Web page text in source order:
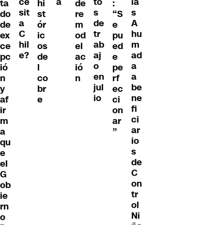
ta
do
de
ex
ce
pc
ió
n
y
af
ir
m
a
qu
e
el
G
ob
ie
rn
o
sit
a
C
hil
e?
hi
st
ór
ic
os
de
l
co
br
e
de
re
m
od
el
ac
ió
n
s
de
tr
ab
aj
o
en
jul
io
:
“S
e
pu
ed
e
pe
rf
ec
ci
on
ar
”
s
A
hu
m
ad
a
a
be
ne
fi
ci
ar
io
s
de
C
on
tr
ol
Ni